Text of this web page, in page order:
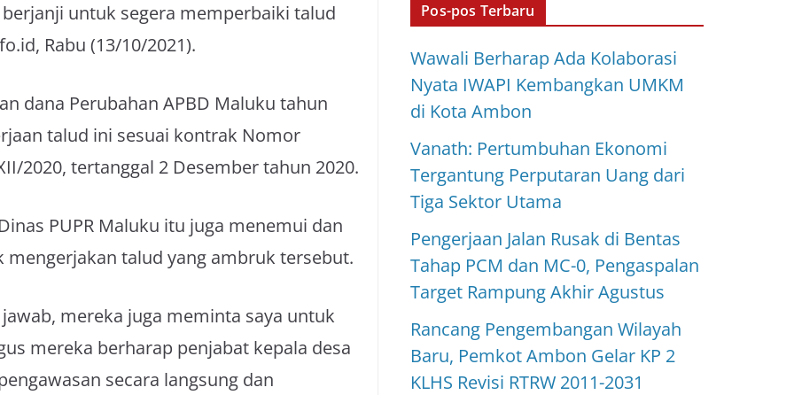
untuk segera memperbaiki talud
Rabu (13/10/2021).
dana Perubahan APBD Maluku tahun
talud ini sesuai kontrak Nomor
2020, tertanggal 2 Desember tahun 2020.
PUPR Maluku itu juga menemui dan
talud yang ambruk tersebut.
mereka juga meminta saya untuk
mereka berharap penjabat kepala desa
secara langsung dan
Pos-pos Terbaru
Wawali Berharap Ada Kolaborasi
Nyata IWAPI Kembangkan UMKM
di Kota Ambon
Vanath: Pertumbuhan Ekonomi
Tergantung Perputaran Uang dari
Tiga Sektor Utama
Pengerjaan Jalan Rusak di Bentas
Tahap PCM dan MC-0, Pengaspalan
Target Rampung Akhir Agustus
Rancang Pengembangan Wilayah
Baru, Pemkot Ambon Gelar KP 2
KLHS Revisi RTRW 2011-2031